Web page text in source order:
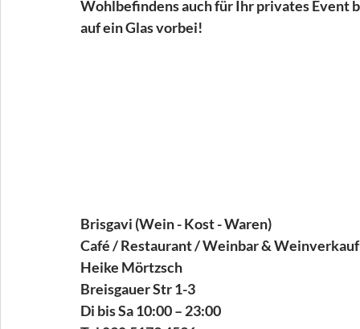
Wohlbefindens auch für Ihr privates Event
auf ein Glas vorbei!
Brisgavi (Wein - Kost - Waren)
Café / Restaurant / Weinbar & Weinverkauf
Heike Mörtzsch
Breisgauer Str 1-3
Di bis Sa 10:00 – 23:00